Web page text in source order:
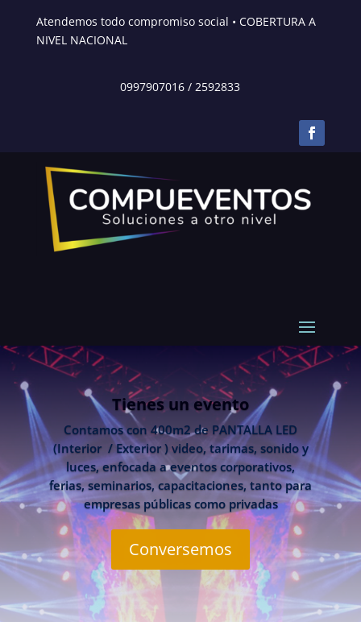
Atendemos todo compromiso social • COBERTURA A
NIVEL NACIONAL
0997907016 /2592833
Tienes un evento
Contamos con 400m2 de PANTALLA LED
(Interior / Exterior ) video, tarimas, sonido y
luces, enfocada a eventos corporativos,
ferias, seminarios, capacitaciones, tanto para
empresas públicas como privadas
Conversemos